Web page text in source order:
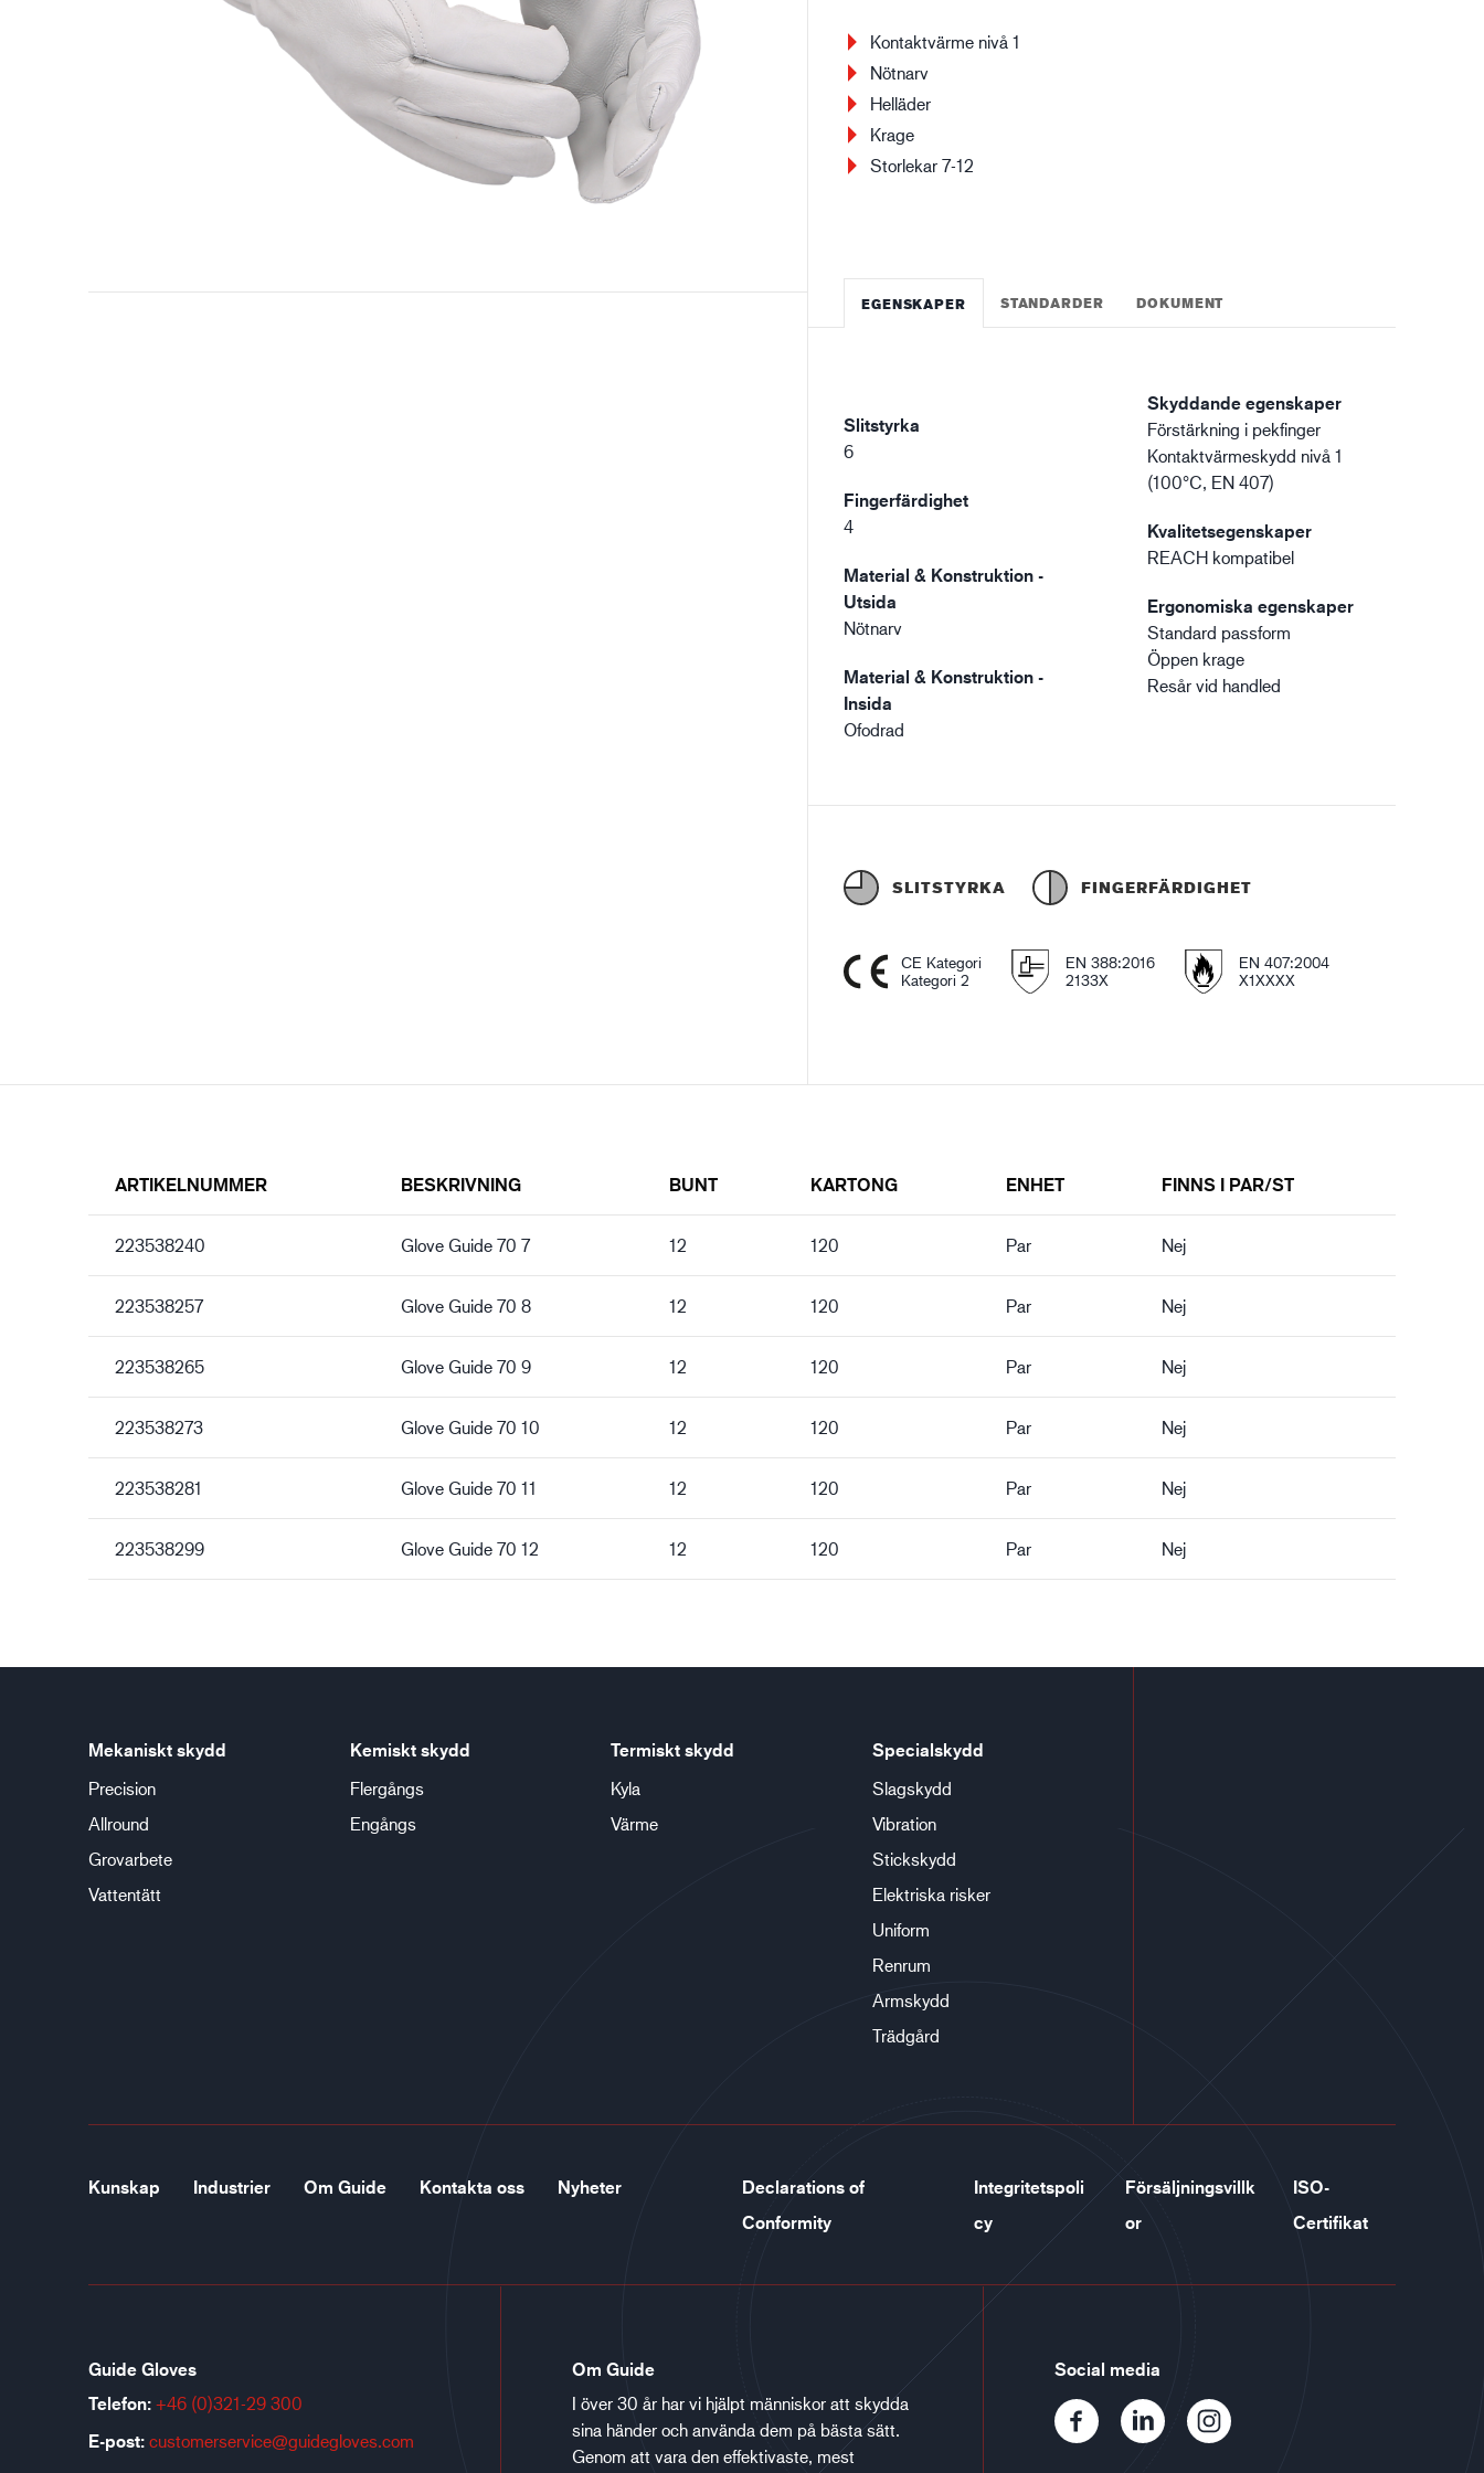
Olje- och gasindustri Bygg- och anläggning Logistik
Kontaktvärme nivå 1
Nötnarv
Helläder
Krage
Storlekar 7-12
EGENSKAPER STANDARDER DOKUMENT
Slitstyrka
6
Fingerfärdighet
4
Material & Konstruktion -
Utsida
Nötnarv
Material & Konstruktion -
Insida
Ofodrad
Skyddande egenskaper
Förstärkning i pekfinger
Kontaktvärmeskydd nivå 1
(100°C, EN 407)
Kvalitetsegenskaper
REACH kompatibel
Ergonomiska egenskaper
Standard passform
Öppen krage
Resår vid handled
SLITSTYRKA FINGERFÄRDIGHET
CE Kategori
Kategori 2
EN 388:2016
2133X
EN 407:2004
X1XXXX
ARTIKELNUMMER BESKRIVNING BUNT KARTONG ENHET FINNS I PAR/ST
223538240 Glove Guide 70 7 12 120 Par Nej
223538257 Glove Guide 70 8 12 120 Par Nej
223538265 Glove Guide 70 9 12 120 Par Nej
223538273 Glove Guide 70 10 12 120 Par Nej
223538281 Glove Guide 70 11 12 120 Par Nej
223538299 Glove Guide 70 12 12 120 Par Nej
Mekaniskt skydd
Precision
Allround
Grovarbete
Vattentätt
Kemiskt skydd
Flergångs
Engångs
Termiskt skydd
Kyla
Värme
Specialskydd
Slagskydd
Vibration
Stickskydd
Elektriska risker
Uniform
Renrum
Armskydd
Trädgård
Kunskap Industrier Om Guide Kontakta oss Nyheter
Declarations of
Conformity
Integritetspoli
cy
Försäljningsvillk
or
ISO-
Certifikat
Guide Gloves
Telefon: +46 (0)321-29 300
E-post: customerservice@guidegloves.com
Om Guide
I över 30 år har vi hjälpt människor att skydda
sina händer och använda dem på bästa sätt.
Genom att vara den effektivaste, mest
Social media